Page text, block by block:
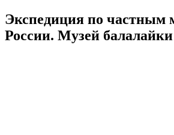
Экспедиция по частным
России. Музей балалайки